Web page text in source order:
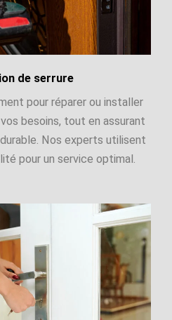
de serrure
pour réparer ou installer
besoins, tout en assurant
Nos experts utilisent
pour un service optimal.